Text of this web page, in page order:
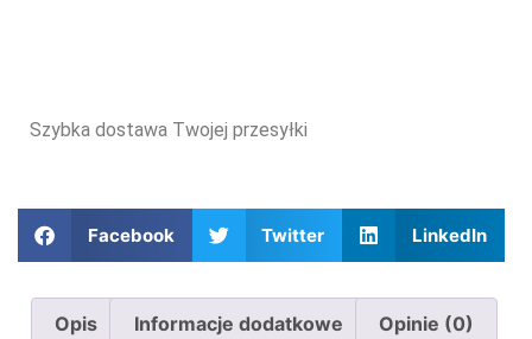
Facebook Twitter LinkedIn
Szybka dostawa Twojej przesyłki
Opis Informacje dodatkowe Opinie (0)